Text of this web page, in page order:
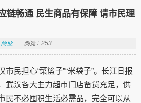
链畅通 民生商品有保障 请市民理
商业 浏览：253
市民担心“菜篮子”“米袋子”。长江日报
武汉各大主力超市门店备货充足，供
不必囤积生活必需品，完全可以从